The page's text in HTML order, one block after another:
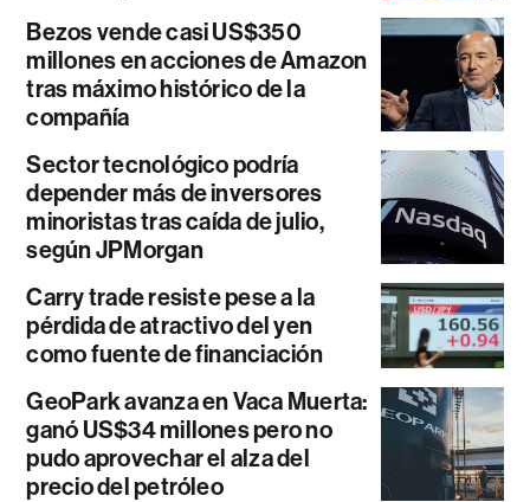
Bezos vende casi US$350
millones en acciones de Amazon
tras máximo histórico de la
compañía
Sector tecnológico podría
depender más de inversores
minoristas tras caída de julio,
según JPMorgan
Carry trade resiste pese a la
pérdida de atractivo del yen
como fuente de financiación
GeoPark avanza en Vaca Muerta:
ganó US$34 millones pero no
pudo aprovechar el alza del
precio del petróleo